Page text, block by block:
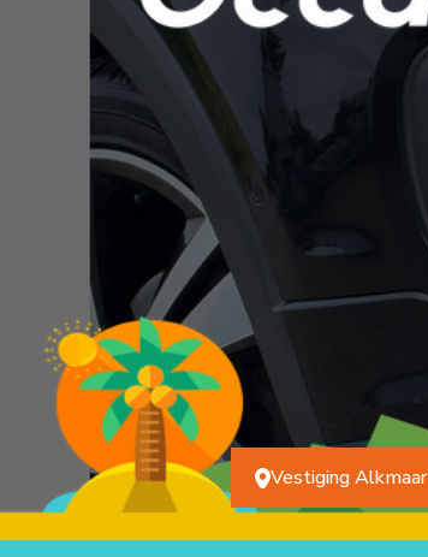
Vestiging Alkmaar